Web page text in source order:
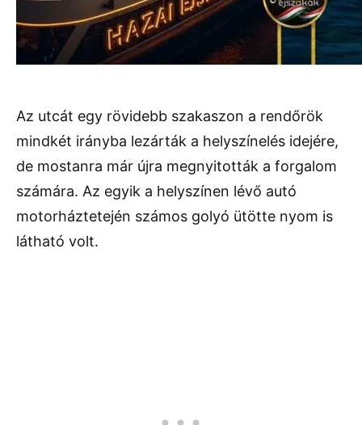
Az utcát egy rövidebb szakaszon a rendőrök
mindkét irányba lezárták a helyszínelés idejére,
de mostanra már újra megnyitották a forgalom
számára. Az egyik a helyszínen lévő autó
motorháztetején számos golyó ütötte nyom is
látható volt.